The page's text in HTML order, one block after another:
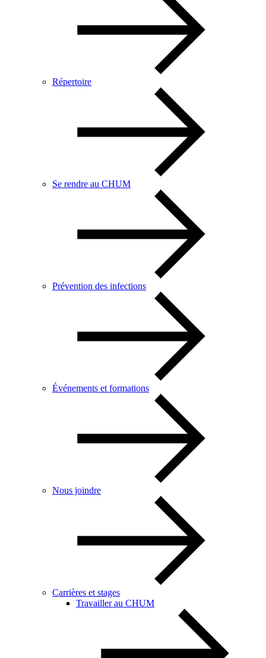
Répertoire
Se rendre au CHUM
Prévention des infections
Événements et formations
Nous joindre
Carrières et stages
Travailler au CHUM